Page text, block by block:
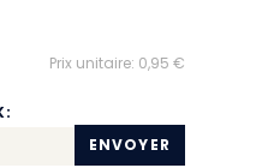
Prix unitaire: 0,95 €
ENVOYER